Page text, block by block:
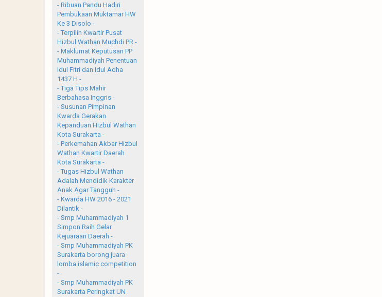
- Ribuan Pandu Hadiri
Pembukaan Muktamar HW
Ke 3 Disolo -
- Terpilih Kwartir Pusat
Hizbul Wathan Muchdi PR -
- Maklumat Keputusan PP
Muhammadiyah Penentuan
Idul Fitri dan Idul Adha
1437 H -
- Tiga Tips Mahir
Berbahasa Inggris -
- Susunan Pimpinan
Kwarda Gerakan
Kepanduan Hizbul Wathan
Kota Surakarta -
- Perkemahan Akbar Hizbul
Wathan Kwartir Daerah
Kota Surakarta -
- Tugas Hizbul Wathan
Adalah Mendidik Karakter
Anak Agar Tangguh -
- Kwarda HW 2016 - 2021
Dilantik -
- Smp Muhammadiyah 1
Simpon Raih Gelar
Kejuaraan Daerah -
- Smp Muhammadiyah PK
Surakarta borong juara
lomba islamic competition
-
- Smp Muhammadiyah PK
Surakarta Peringkat UN